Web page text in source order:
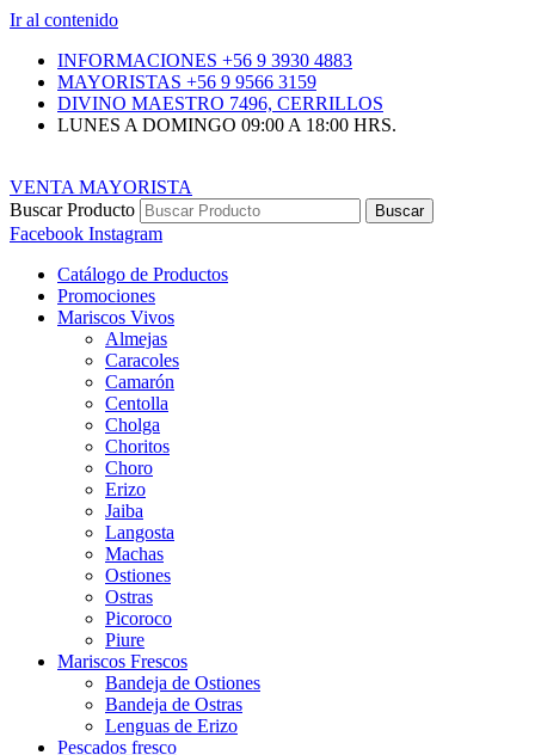
Ir al contenido
INFORMACIONES +56 9 3930 4883
MAYORISTAS +56 9 9566 3159
DIVINO MAESTRO 7496, CERRILLOS
LUNES A DOMINGO 09:00 A 18:00 HRS.
VENTA MAYORISTA
Buscar Producto
Buscar
Facebook Instagram
Catálogo de Productos
Promociones
Mariscos Vivos
Almejas
Caracoles
Camarón
Centolla
Cholga
Choritos
Choro
Erizo
Jaiba
Langosta
Machas
Ostiones
Ostras
Picoroco
Piure
Mariscos Frescos
Bandeja de Ostiones
Bandeja de Ostras
Lenguas de Erizo
Pescados fresco